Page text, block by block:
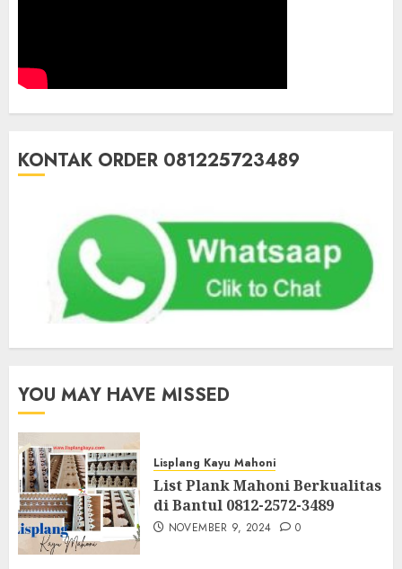
KONTAK ORDER 081225723489
YOU MAY HAVE MISSED
Lisplang Kayu Mahoni
List Plank Mahoni Berkualitas
di Bantul 0812-2572-3489
NOVEMBER 9, 2024 0